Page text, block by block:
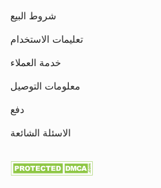
شروط البيع
تعليمات الاستخدام
خدمة العملاء
معلومات التوصيل
دفع
الاسئلة الشائعة